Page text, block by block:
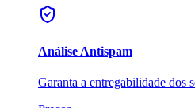
Análise Antispam
Garanta a entregabilidade dos